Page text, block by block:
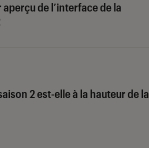
de l’interface de la
2 est-elle à la hauteur de la